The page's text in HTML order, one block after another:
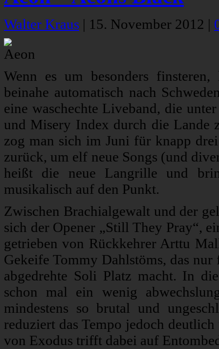
Walter Kraus | 15. November 2012 |
Wenn es um besonders
beinahe automatisch nach
eine waschechte Liveband, die
und Misery Index durch die Lande
zog man sich im Juni für knapp
zurück, um elf neue Songs (und
heißt die neue Langrille und
musikalisch auf den Punkt.
Zwischen Brachialgewalt und der
sich der Opener „Still They Pray“,
getrieben von Rückkehrer Arttu
Gekeife Tommy Dahlstöms, das
abgedrehte Soli Platz macht. In
schon mal ein wenig
mindestens so brutal und
reduziert das Tempo jedoch
von Exodus trifft dabei auf